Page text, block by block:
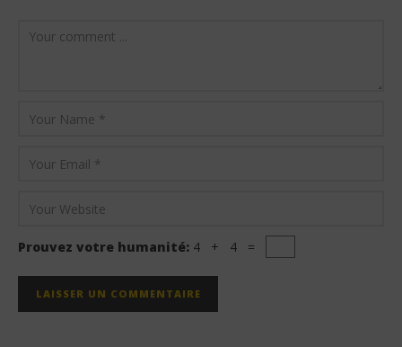
Prouvez votre humanité: 4 + 4 =